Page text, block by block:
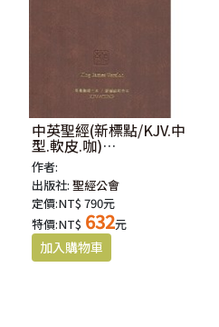
中英聖經(新標點/KJV.中
型.軟皮.咖)
KJV/CUNP62ADIBR
作者:
出版社:聖經公會
定價:NT$ 790元
特價:NT$ 632元